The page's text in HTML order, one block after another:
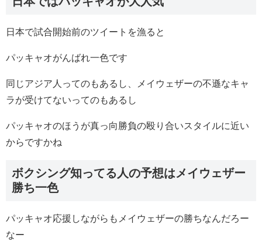
日本で試合開始前のツイートを漁ると
パッキャオがんばれ一色です
同じアジア人ってのもあるし、メイウェザーの不遜なキャ
ラが受けてないってのもあるし
パッキャオのほうが真っ向勝負の殴り合いスタイルに近い
からですかね
ボクシング知ってる人の予想はメイウェザー
勝ち一色
パッキャオ応援しながらもメイウェザーの勝ちなんだろー
なー